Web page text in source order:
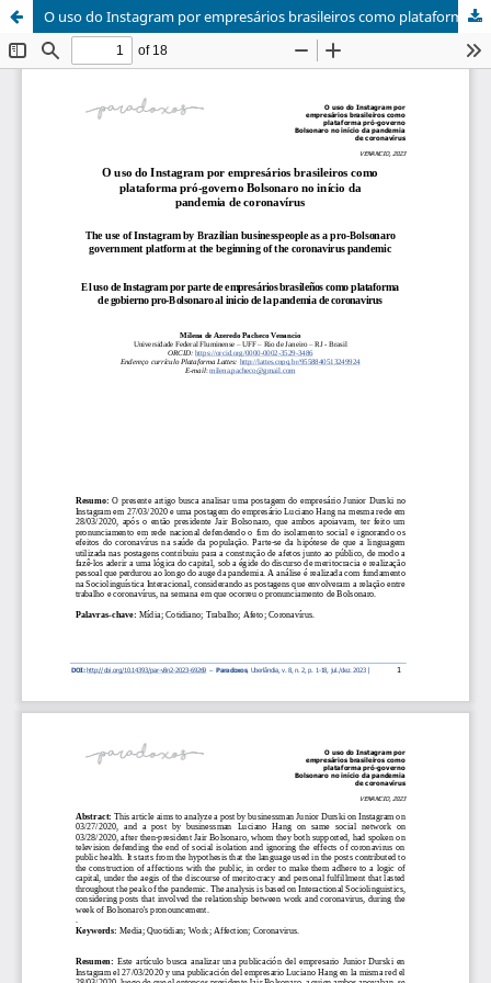
O uso do Instagram por empresários brasileiros como plataforma pró-governo Bolsonaro no início da pandemia de coronavírus